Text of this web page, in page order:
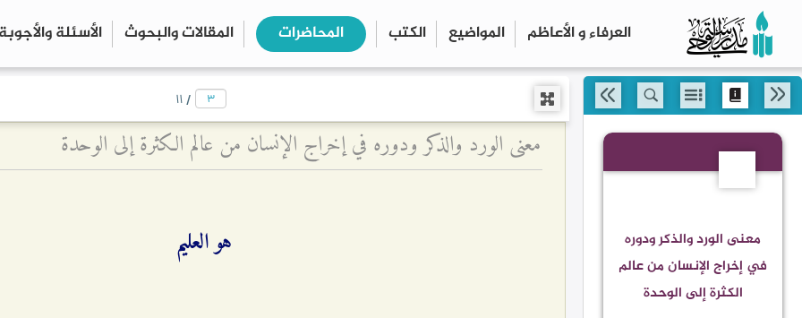
العرفاء و الأعاظم المواضیع الكتب المحاضرات المقالات والبحوث الأسئلة search
close
معنى الورد والذكر ودوره
في إخراج الإنسان من عالم
الكثرة إلى الوحدة
/ ۱۱
معنى الورد والذكر ودوره في إخراج الإنسان من عالم الكثرة إلى الوحدة
هو العليم